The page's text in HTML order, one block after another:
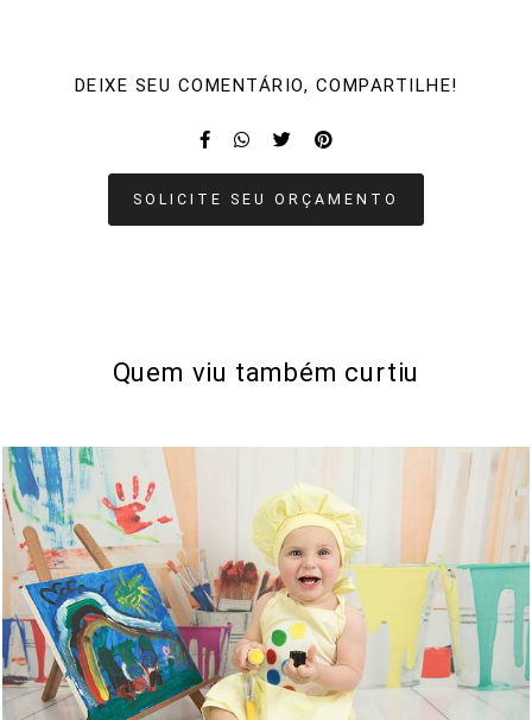
DEIXE SEU COMENTÁRIO, COMPARTILHE!
SOLICITE SEU ORÇAMENTO
Quem viu também curtiu
669 0